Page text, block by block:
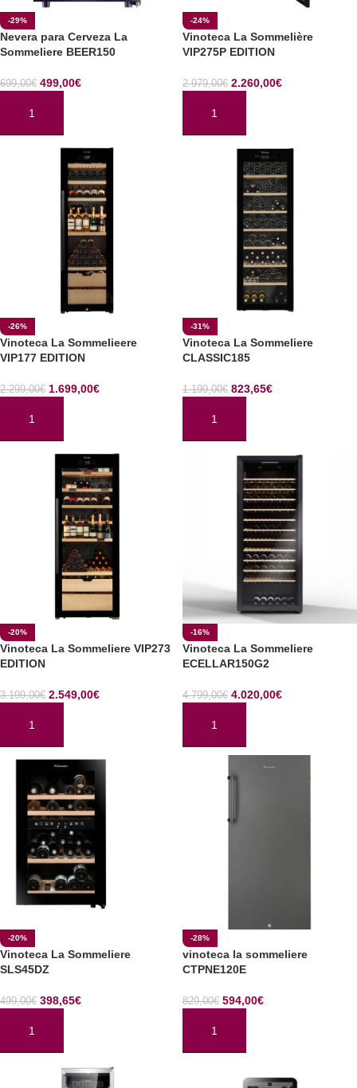
-29%
Nevera para Cerveza La
Sommeliere BEER150
699,00€ 499,00€
AÑADIR AL CARRITO
-24%
Vinoteca La Sommelière
VIP275P EDITION
2.979,00€ 2.260,00€
AÑADIR AL CARRITO
-26%
Vinoteca La Sommelieere
VIP177 EDITION
2.299,00€ 1.699,00€
AÑADIR AL CARRITO
-31%
Vinoteca La Sommeliere
CLASSIC185
1.199,00€ 823,65€
AÑADIR AL CARRITO
-20%
Vinoteca La Sommeliere VIP273
EDITION
3.199,00€ 2.549,00€
AÑADIR AL CARRITO
-16%
Vinoteca La Sommeliere
ECELLAR150G2
4.799,00€ 4.020,00€
AÑADIR AL CARRITO
-20%
Vinoteca La Sommeliere
SLS45DZ
499,00€ 398,65€
AÑADIR AL CARRITO
-28%
vinoteca la sommeliere
CTPNE120E
829,00€ 594,00€
AÑADIR AL CARRITO